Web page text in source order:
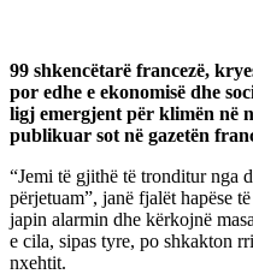
99 shkencëtarë francezë,
por edhe e ekonomisë dhe
ligj emergjent për klimën në
publikuar sot në gazetën
“Jemi të gjithë të tronditur nga
përjetuam”, janë fjalët hapëse
japin alarmin dhe kërkojnë
e cila, sipas tyre, po shkakton
nxehtit.